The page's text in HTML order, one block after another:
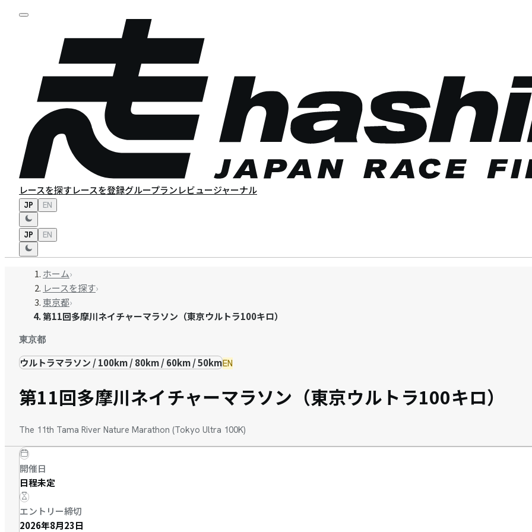
レースを探すレースを登録グループランレビュージャーナル
JP EN
JP EN
ホーム›
レースを探す›
東京都›
第11回多摩川ネイチャーマラソン（東京ウルトラ100キロ）
東京都
ウルトラマラソン / 100km / 80km / 60km / 50kmEN
第11回多摩川ネイチャーマラソン（東京ウルトラ100キロ）
The 11th Tama River Nature Marathon (Tokyo Ultra 100K)
開催日
日程未定
エントリー締切
2026年8月23日